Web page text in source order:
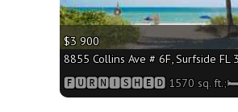
$3 900
8855 Collins Ave # 6F, Surfside
🅵🆄🆁🅽🅸🆂🅷🅴🅳 1570 sq. ft.;🛏 2